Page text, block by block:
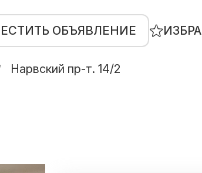
ОБЪЯВЛЕНИЕ
Нарвский пр-т. 14/2